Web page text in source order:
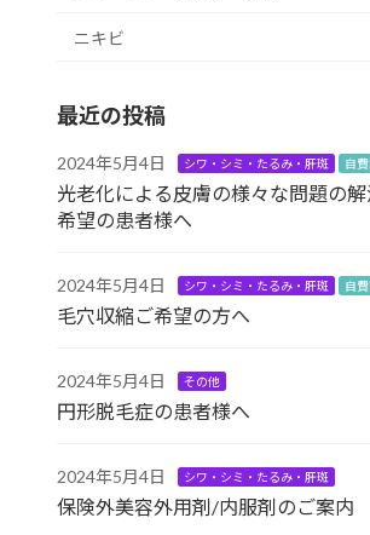
ニキビ
最近の投稿
2024年5月4日 シワ・シミ・たるみ・肝斑 自
光老化による皮膚の様々な問題の
希望の患者様へ
2024年5月4日 シワ・シミ・たるみ・肝斑 自
毛穴収縮ご希望の方へ
2024年5月4日 その他
円形脱毛症の患者様へ
2024年5月4日 シワ・シミ・たるみ・肝斑
保険外美容外用剤/内服剤のご案内